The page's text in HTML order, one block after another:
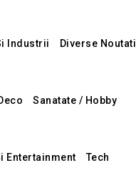
Industrii Diverse Noutati
Sanatate / Hobby
Entertainment Tech